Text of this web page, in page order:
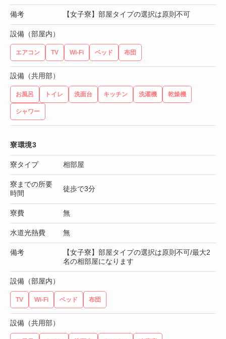
備考 【女子寮】部屋タイプの選択は原則不可
設備（部屋内）
エアコン TV Wi-Fi ベッド 布団
設備（共用部）
お風呂 トイレ 洗面台 キッチン 洗濯機 乾燥機
シャワー
寮環境3
寮タイプ 相部屋
寮までの所要
時間
徒歩で3分
寮費 無
水道光熱費 無
備考
【女子寮】部屋タイプの選択は原則不可/最大2
名の相部屋になります
設備（部屋内）
TV Wi-Fi ベッド 布団
設備（共用部）